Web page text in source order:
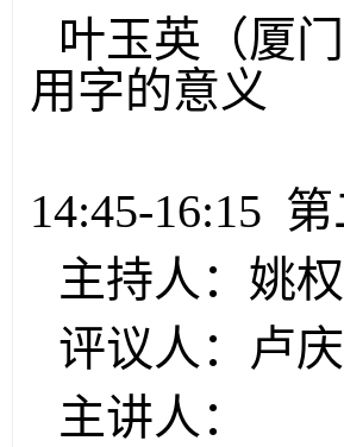
叶玉英（厦
用字的意义
14:45-16:15
主持人：姚
评议人：卢
主讲人：